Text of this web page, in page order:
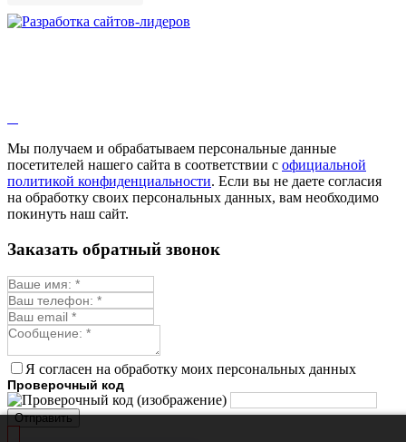
Змееголовник
Мыльнянка
Мята
Овсяный корень
Огуречная трава
Пустырник
Репешок
Синюха
Смесь лекарственных
Стевия
Тимьян ползучий (чабрец)
Фенхель лекарственный
Цикорий лекарственный
Мы получаем и обрабатываем персональные данные
посетителей нашего сайта в соответствии с официальной
политикой конфиденциальности. Если вы не даете согласия
на обработку своих персональных данных, вам необходимо
покинуть наш сайт.
Заказать обратный звонок
Я согласен на обработку моих персональных данных
Проверочный код
Отправить